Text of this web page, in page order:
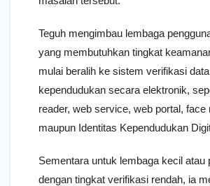
Teguh mengimbau lembaga
yang membutuhkan tingkat
mulai beralih ke sistem verifikasi data
kependudukan secara elektronik,
reader, web service, web portal, face
maupun Identitas Kependudukan
Sementara untuk lembaga kecil atau
dengan tingkat verifikasi rendah, ia